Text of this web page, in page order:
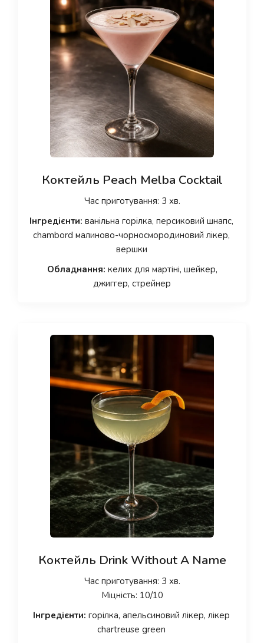
Коктейль Peach Melba Cocktail
Час приготування: 3 хв.
Інгредієнти: ванільна горілка, персиковий шнапс,
chambord малиново-чорносмородиновий лікер,
вершки
Обладнання: келих для мартіні, шейкер,
джиггер, стрейнер
Коктейль Drink Without A Name
Час приготування: 3 хв.
Міцність: 10/10
Інгредієнти: горілка, апельсиновий лікер, лікер
chartreuse green